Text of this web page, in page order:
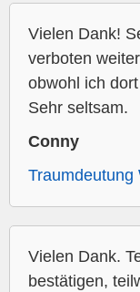
Vielen Dank!
verboten
obwohl ich
Sehr seltsam.
Conny
Traumdeutung
Vielen Dank.
bestätigen,